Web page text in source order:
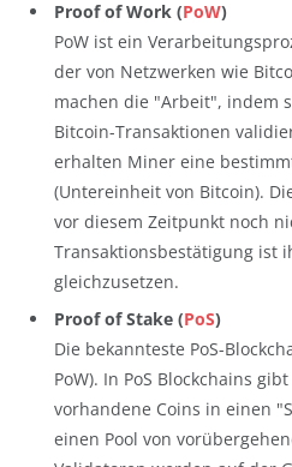
Proof of Work (PoW)
PoW ist ein
der von Netzwerken wie
machen die "Arbeit", indem
Bitcoin-Transaktionen
erhalten Miner eine
(Untereinheit von Bitcoin).
vor diesem Zeitpunkt noch
Transaktionsbestätigung ist
gleichzusetzen.
Proof of Stake (PoS)
Die bekannteste PoS-
PoW). In PoS Blockchains
vorhandene Coins in einen
einen Pool von